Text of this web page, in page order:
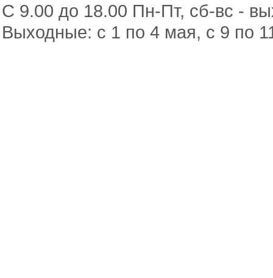
С 9.00 до 18.00 Пн-Пт, сб-вс -
Выходные: с 1 по 4 мая, с 9 по